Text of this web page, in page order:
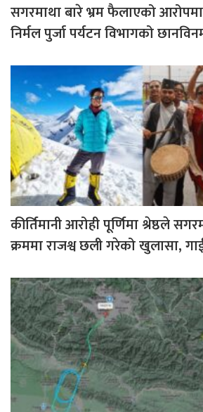
सगरमाथा बारे भ्रम फैलाएको
निर्मल पुर्जा पर्यटन विभागको
कीर्तिमानी आरोही पूर्णिमा श्रेष्ठले
क्रममा राजश्व छली गरेको खुलासा,